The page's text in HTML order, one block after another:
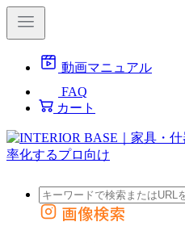
動画マニュアル
FAQ
カート
外部サイトの商品をカートに追加
画像検索